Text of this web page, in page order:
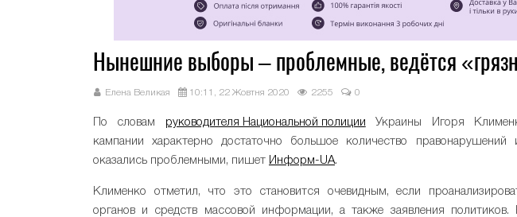
Нынешние выборы – проблемные, ведётся
Елена Великая 10:11, 22 Жовтня 2020 2255 0
По словам руководителя Национальной полиции Украины Игоря
кампании характерно достаточно большое количество
оказались проблемными, пишет Информ-UA.
Клименко отметил, что это становится очевидным, если
органов и средств массовой информации, а также заявления политиков.